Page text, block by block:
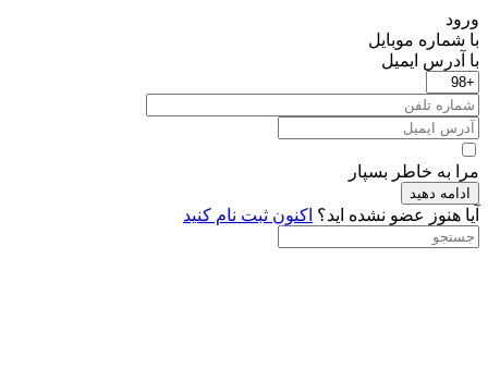
ورود
با شماره موبایل
با آدرس ایمیل
مرا به خاطر بسپار
ادامه دهید
آیا هنوز عضو نشده اید؟ اکنون ثبت نام کنید